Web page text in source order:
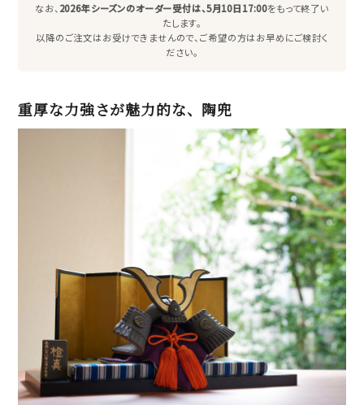
なお、 2026年シーズンのオーダー受付は、5月10日17:00をもって終了い
たします。
以降のご注文はお受けできませんので、ご希望の方はお早めにご検討く
ださい。
重厚な力強さが魅力的な、陶兜